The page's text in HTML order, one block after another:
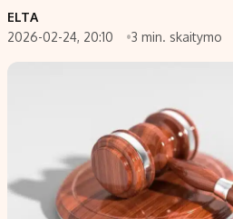
NT ir statybos
Akcijų rinka
Saulės elektrinės
Kriptovaliutos
ELTA
2026-02-24, 20:10
3 min. skaitymo